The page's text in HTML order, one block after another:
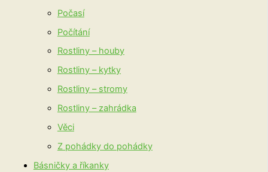
Počasí
Počítání
Rostliny – houby
Rostliny – kytky
Rostliny – stromy
Rostliny – zahrádka
Věci
Z pohádky do pohádky
Básničky a říkanky